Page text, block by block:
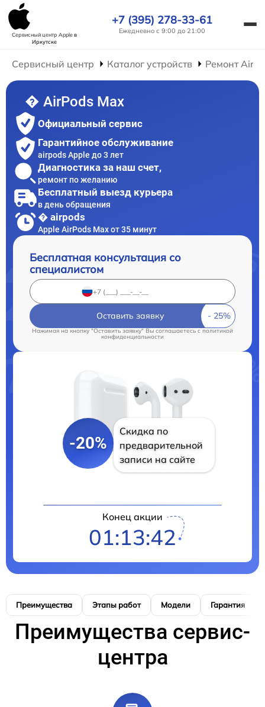
Сервисный центр Appleв
Иркутске
+7 (395) 278-33-61
Ежедневно с 9:00 до 21:00
Сервисный центр Каталог устройств Ремонт
� AirPods Max
Официальный сервис
Гарантийное обслуживание
airpods Apple до 3 лет
Диагностика за наш счет,
ремонт по желанию
Бесплатный выезд курьера
в день обращения
� airpods
Apple AirPods Max от 35 минут
Бесплатная консультация со
специалистом
Оставить заявку
Нажимая на кнопку "Оставить заявку" Вы соглашаетесь cполитикой
конфиденциальности
-20%
Скидка по
предварительной
записи на сайте
Конец акции
01:13:40
Преимущества Этапы работ Модели Гарантия
Преимущества сервис-
центра